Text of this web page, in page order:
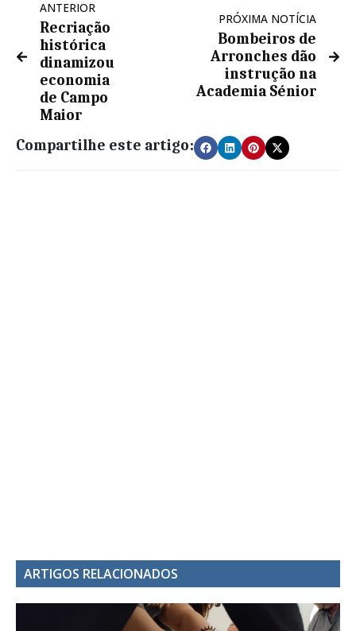
ANTERIOR
Recriação
histórica
dinamizou
economia
de Campo
Maior
PRÓXIMA NOTÍCIA
Bombeiros de
Arronches dão
instrução na
Academia Sénior
Compartilhe este artigo:
ARTIGOS RELACIONADOS